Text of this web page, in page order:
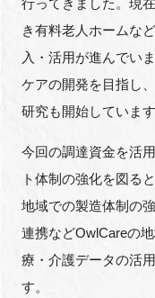
行ってきました。現
き有料老人ホームな
入・活用が進んでい
ケアの開発を目指し
研究も開始しています
今回の調達資金を活
ト体制の強化を図る
地域での製造体制の
連携などOwlCareの
療・介護データの活
す。